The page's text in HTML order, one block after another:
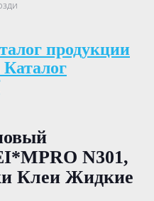
продукции
N301,
Клеи Жидкие